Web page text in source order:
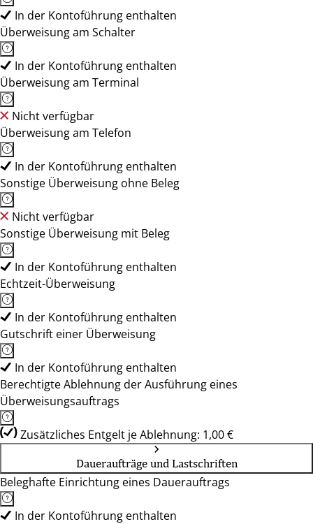
In der Kontoführung enthalten
Überweisung am Schalter
In der Kontoführung enthalten
Überweisung am Terminal
Nicht verfügbar
Überweisung am Telefon
In der Kontoführung enthalten
Sonstige Überweisung ohne Beleg
Nicht verfügbar
Sonstige Überweisung mit Beleg
In der Kontoführung enthalten
Echtzeit-Überweisung
In der Kontoführung enthalten
Gutschrift einer Überweisung
In der Kontoführung enthalten
Berechtigte Ablehnung der Ausführung eines
Überweisungsauftrags
Zusätzliches Entgelt je Ablehnung: 1,00 €
Daueraufträge und Lastschriften
Beleghafte Einrichtung eines Dauerauftrags
In der Kontoführung enthalten